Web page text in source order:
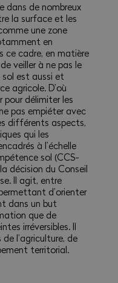
dans de nombreux
la surface et les
une zone
en
ce cadre, en matière
veiller à ne pas le
sol est aussi et
agricole. D’où
pour délimiter les
pas empiéter avec
différents aspects,
qui les
à l’échelle
sol (CCS-
décision du Conseil
Il agit, entre
d’orienter
dans un but
que de
irréversibles. Il
l’agriculture, de
territorial.